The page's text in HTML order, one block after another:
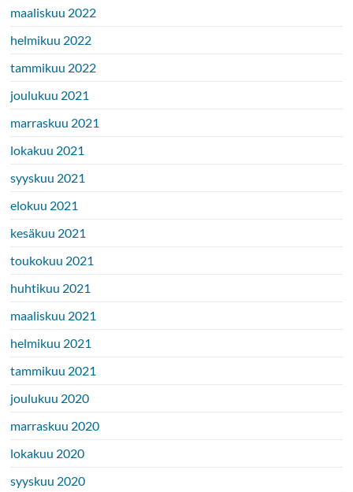
maaliskuu 2022
helmikuu 2022
tammikuu 2022
joulukuu 2021
marraskuu 2021
lokakuu 2021
syyskuu 2021
elokuu 2021
kesäkuu 2021
toukokuu 2021
huhtikuu 2021
maaliskuu 2021
helmikuu 2021
tammikuu 2021
joulukuu 2020
marraskuu 2020
lokakuu 2020
syyskuu 2020